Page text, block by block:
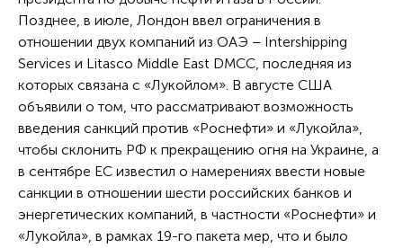
Позднее, в июле, Лондон ввел ограничения в
отношении двух компаний из ОАЭ – Intershipping
Services и Litasco Middle East DMCC, последняя из
которых связана с «Лукойлом». В августе США
объявили о том, что рассматривают возможность
введения санкций против «Роснефти» и «Лукойла»,
чтобы склонить РФ к прекращению огня на Украине, а
в сентябре ЕС известил о намерениях ввести новые
санкции в отношении шести российских банков и
энергетических компаний, в частности «Роснефти» и
«Лукойла», в рамках 19-го пакета мер, что и было